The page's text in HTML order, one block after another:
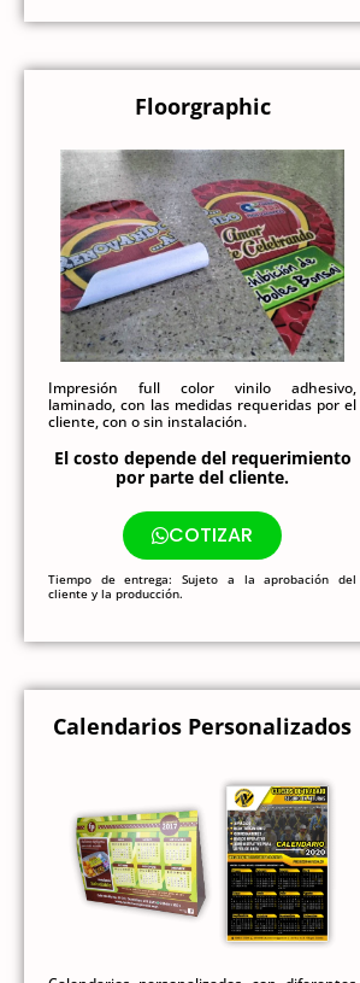
Floorgraphic
Impresión full color vinilo adhesivo,
laminado, con las medidas requeridas por el
cliente, con o sin instalación.
El costo depende del requerimiento
por parte del cliente.
COTIZAR
Tiempo de entrega: Sujeto a la aprobación del
cliente y la producción.
Calendarios Personalizados